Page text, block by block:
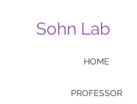
Sohn Lab
HOME
PROFESSOR